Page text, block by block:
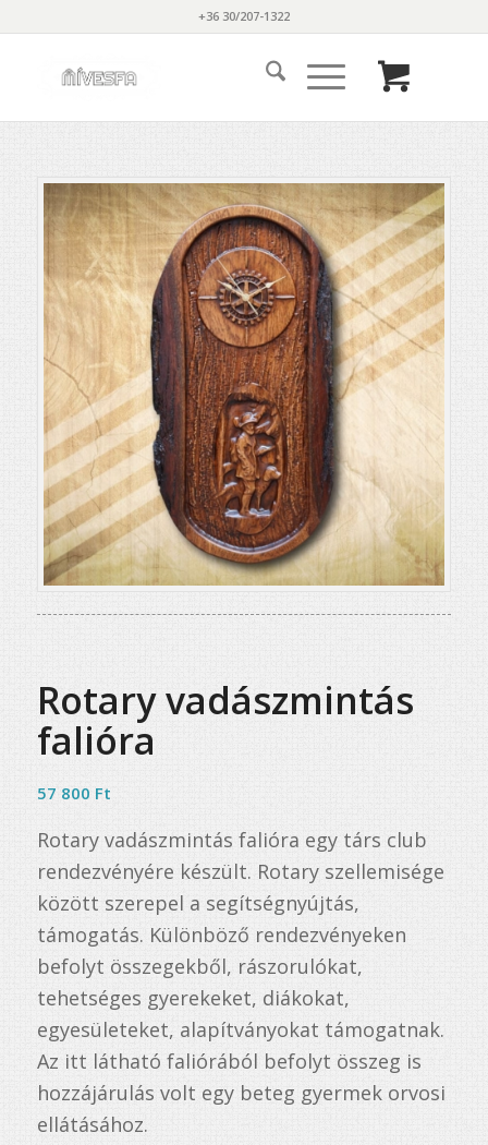
+36 30/207-1322
Rotary vadászmintás
falióra
57 800 Ft
Rotary vadászmintás falióra egy társ club
rendezvényére készült. Rotary szellemisége
között szerepel a segítségnyújtás,
támogatás. Különböző rendezvényeken
befolyt összegekből, rászorulókat,
tehetséges gyerekeket, diákokat,
egyesületeket, alapítványokat támogatnak.
Az itt látható faliórából befolyt összeg is
hozzájárulás volt egy beteg gyermek orvosi
ellátásához.